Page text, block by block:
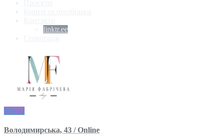
linktr.ee
Меню
Володимирська, 43 / Online